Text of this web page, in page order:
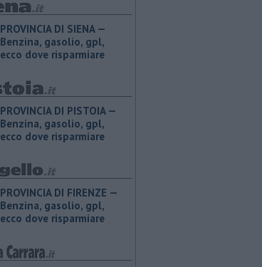
PROVINCIA DI SIENA — ​
Benzina, gasolio, gpl,
ecco dove risparmiare
PROVINCIA DI PISTOIA — ​
Benzina, gasolio, gpl,
ecco dove risparmiare
PROVINCIA DI FIRENZE — ​
Benzina, gasolio, gpl,
ecco dove risparmiare